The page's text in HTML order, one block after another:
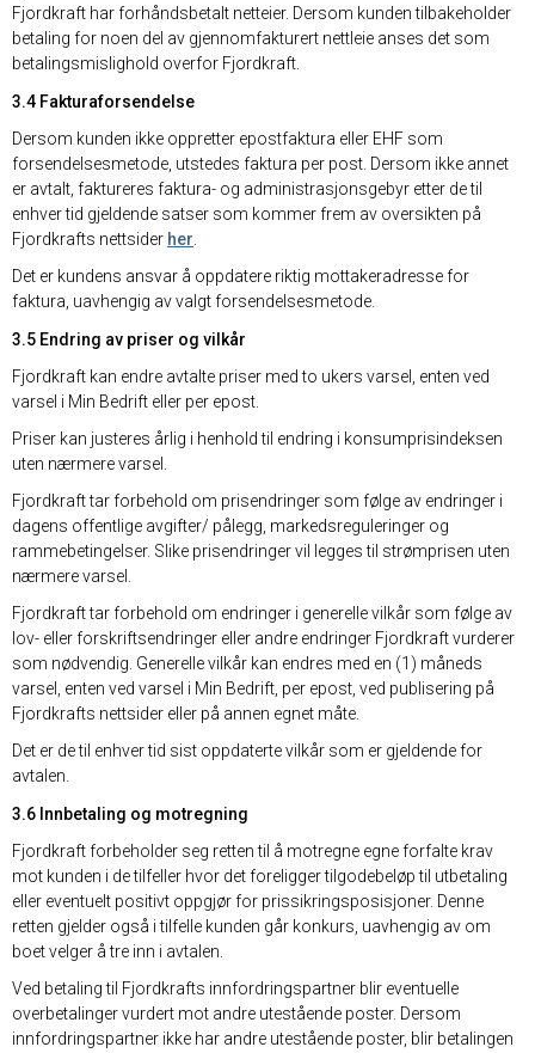
Fjordkraft har forhåndsbetalt netteier. Dersom kunden tilbakeholder
betaling for noen del av gjennomfakturert nettleie anses det som
betalingsmislighold overfor Fjordkraft.
3.4 Fakturaforsendelse
Dersom kunden ikke oppretter epostfaktura eller EHF som
forsendelsesmetode, utstedes faktura per post. Dersom ikke annet
er avtalt, faktureres faktura- og administrasjonsgebyr etter de til
enhver tid gjeldende satser som kommer frem av oversikten på
Fjordkrafts nettsider her.
Det er kundens ansvar å oppdatere riktig mottakeradresse for
faktura, uavhengig av valgt forsendelsesmetode.
3.5 Endring av priser og vilkår
Fjordkraft kan endre avtalte priser med to ukers varsel, enten ved
varsel i Min Bedrift eller per epost.
Priser kan justeres årlig i henhold til endring i konsumprisindeksen
uten nærmere varsel.
Fjordkraft tar forbehold om prisendringer som følge av endringer i
dagens offentlige avgifter/ pålegg, markedsreguleringer og
rammebetingelser. Slike prisendringer vil legges til strømprisen uten
nærmere varsel.
Fjordkraft tar forbehold om endringer i generelle vilkår som følge av
lov- eller forskriftsendringer eller andre endringer Fjordkraft vurderer
som nødvendig. Generelle vilkår kan endres med en (1) måneds
varsel, enten ved varsel i Min Bedrift, per epost, ved publisering på
Fjordkrafts nettsider eller på annen egnet måte.
Det er de til enhver tid sist oppdaterte vilkår som er gjeldende for
avtalen.
3.6 Innbetaling og motregning
Fjordkraft forbeholder seg retten til å motregne egne forfalte krav
mot kunden i de tilfeller hvor det foreligger tilgodebeløp til utbetaling
eller eventuelt positivt oppgjør for prissikringsposisjoner. Denne
retten gjelder også i tilfelle kunden går konkurs, uavhengig av om
boet velger å tre inn i avtalen.
Ved betaling til Fjordkrafts innfordringspartner blir eventuelle
overbetalinger vurdert mot andre utestående poster. Dersom
innfordringspartner ikke har andre utestående poster, blir betalingen